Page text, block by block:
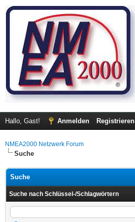
Hallo, Gast! Anmelden Registrieren
NMEA2000 Netzwerk Forum
Suche
Suche
Suche nach Schlüssel-/Schlagwörtern